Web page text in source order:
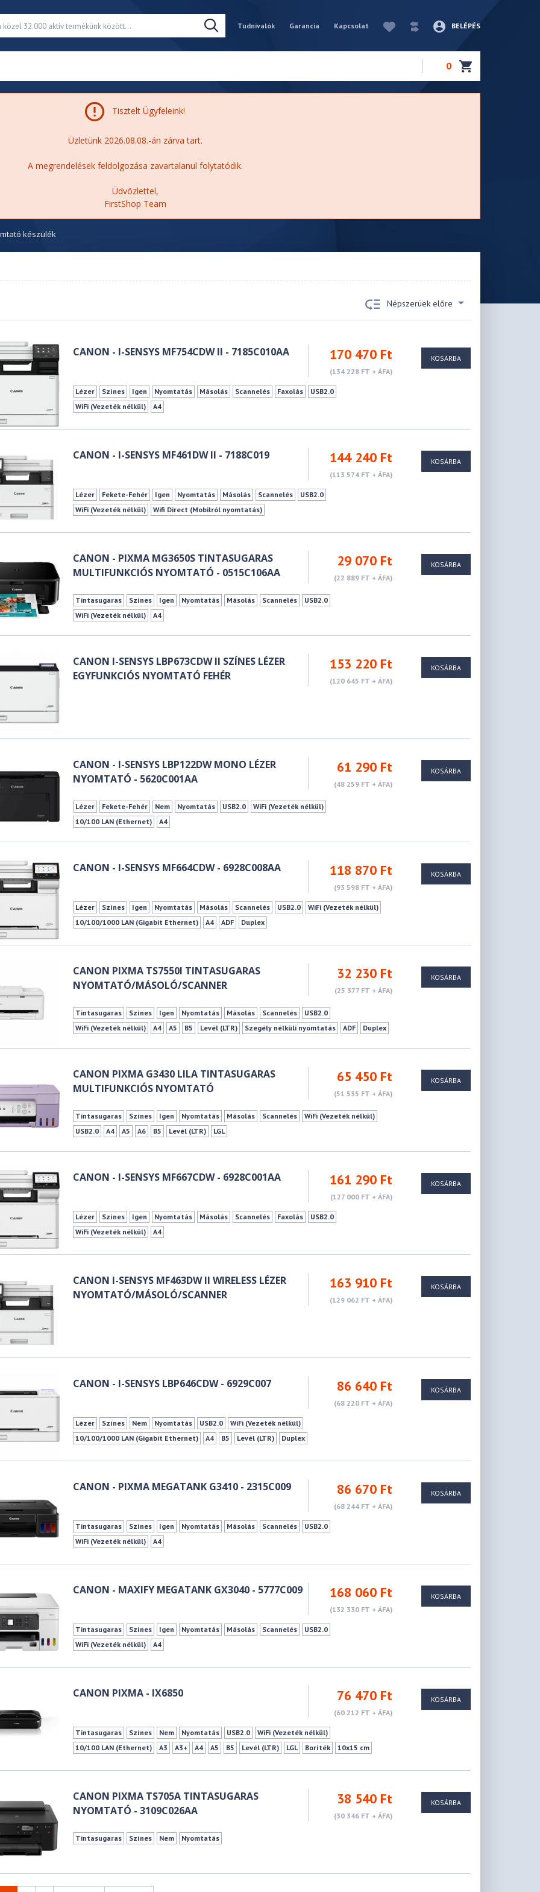
Tudnivalók Garancia Kapcsolat BELÉPÉS
0
Tisztelt Ügyfeleink!
Üzletünk 2026.08.08.-án zárva tart.
A megrendelések feldolgozása zavartalanul folytatódik.
Üdvözlettel,
FirstShop Team
készülék
Népszerüek előre
CANON - I-SENSYS MF754CDW II - 7185C010AA 170 470 Ft
(134 228 FT + ÁFA)
Lézer Színes Igen Nyomtatás Másolás Scannelés Faxolás
USB2.0
WiFi (Vezeték nélkül)
A4
KOSÁRBA
CANON - I-SENSYS MF461DW II - 7188C019 144 240 Ft
(113 574 FT + ÁFA)
Lézer Fekete-Fehér Igen Nyomtatás Másolás Scannelés
USB2.0
WiFi (Vezeték nélkül)
Wifi Direct (Mobilról nyomtatás)
KOSÁRBA
CANON - PIXMA MG3650S TINTASUGARAS
MULTIFUNKCIÓS NYOMTATÓ - 0515C106AA
29 070 Ft
(22 889 FT + ÁFA)
Tintasugaras Színes Igen Nyomtatás Másolás Scannelés
USB2.0
WiFi (Vezeték nélkül)
A4
KOSÁRBA
CANON I-SENSYS LBP673CDW II SZÍNES LÉZER
EGYFUNKCIÓS NYOMTATÓ FEHÉR
153 220 Ft
(120 645 FT + ÁFA)
KOSÁRBA
CANON - I-SENSYS LBP122DW MONO LÉZER
NYOMTATÓ - 5620C001AA
61 290 Ft
(48 259 FT + ÁFA)
Lézer Fekete-Fehér Nem Nyomtatás USB2.0
WiFi (Vezeték nélkül)
10/100 LAN (Ethernet)
A4
KOSÁRBA
CANON - I-SENSYS MF664CDW - 6928C008AA 118 870 Ft
(93 598 FT + ÁFA)
Lézer Színes Igen Nyomtatás Másolás Scannelés USB2.0
WiFi (Vezeték nélkül)
10/100/1000 LAN (Gigabit Ethernet)
A4 ADF Duplex
KOSÁRBA
CANON PIXMA TS7550I TINTASUGARAS
NYOMTATÓ/MÁSOLÓ/SCANNER
32 230 Ft
(25 377 FT + ÁFA)
Tintasugaras Színes Igen Nyomtatás Másolás Scannelés
USB2.0
WiFi (Vezeték nélkül)
A4 A5 B5 Levél (LTR) Szegély nélküli nyomtatás ADF Duplex
KOSÁRBA
CANON PIXMA G3430 LILA TINTASUGARAS
MULTIFUNKCIÓS NYOMTATÓ
65 450 Ft
(51 535 FT + ÁFA)
Tintasugaras Színes Igen Nyomtatás Másolás Scannelés
WiFi (Vezeték nélkül)
USB2.0
A4 A5 A6 B5 Levél (LTR) LGL
KOSÁRBA
CANON - I-SENSYS MF667CDW - 6928C001AA 161 290 Ft
(127 000 FT + ÁFA)
Lézer Színes Igen Nyomtatás Másolás Scannelés Faxolás
USB2.0
WiFi (Vezeték nélkül)
A4
KOSÁRBA
CANON I-SENSYS MF463DW II WIRELESS LÉZER
NYOMTATÓ/MÁSOLÓ/SCANNER
163 910 Ft
(129 062 FT + ÁFA)
KOSÁRBA
CANON - I-SENSYS LBP646CDW - 6929C007 86 640 Ft
(68 220 FT + ÁFA)
Lézer Színes Nem Nyomtatás USB2.0
WiFi (Vezeték nélkül)
10/100/1000 LAN (Gigabit Ethernet)
A4 B5 Levél (LTR) Duplex
KOSÁRBA
CANON - PIXMA MEGATANK G3410 - 2315C009 86 670 Ft
(68 244 FT + ÁFA)
Tintasugaras Színes Igen Nyomtatás Másolás Scannelés
USB2.0
WiFi (Vezeték nélkül)
A4
KOSÁRBA
CANON - MAXIFY MEGATANK GX3040 - 5777C009 168 060 Ft
(132 330 FT + ÁFA)
Tintasugaras Színes Igen Nyomtatás Másolás Scannelés
USB2.0
WiFi (Vezeték nélkül)
A4
KOSÁRBA
CANON PIXMA - IX6850 76 470 Ft
(60 212 FT + ÁFA)
Tintasugaras Színes Nem Nyomtatás USB2.0
WiFi (Vezeték nélkül)
10/100 LAN (Ethernet)
A3 A3+ A4 A5 B5 Levél (LTR) LGL Boríték
10x15 cm
KOSÁRBA
CANON PIXMA TS705A TINTASUGARAS
NYOMTATÓ - 3109C026AA
38 540 Ft
(30 346 FT + ÁFA)
Tintasugaras Színes Nem Nyomtatás
KOSÁRBA